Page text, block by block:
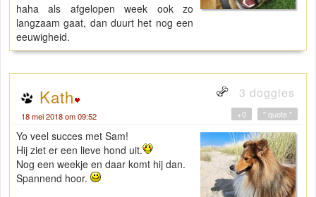
haha als afgelopen week ook zo
langzaam gaat, dan duurt het nog een
eeuwigheid.
Kath 3 doggies
18 mei 2018 om 09:52 " quote "
+0
Yo veel succes met Sam!
Hij ziet er een lieve hond uit.
Nog een weekje en daar komt hij dan.
Spannend hoor.